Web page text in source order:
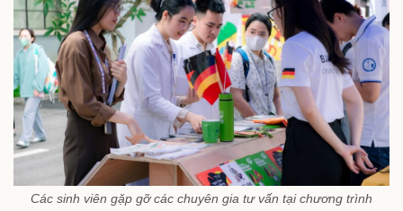
Các sinh viên gặp gỡ các chuyên gia tư vấn tại chương trình